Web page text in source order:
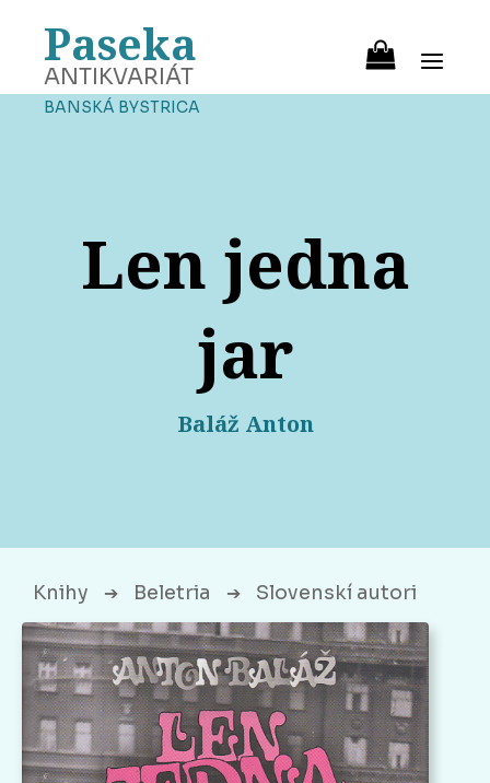
Paseka
ANTIKVARIÁT
BANSKÁ BYSTRICA
Len jedna
jar
Baláž Anton
Knihy ➔ Beletria ➔ Slovenskí autori